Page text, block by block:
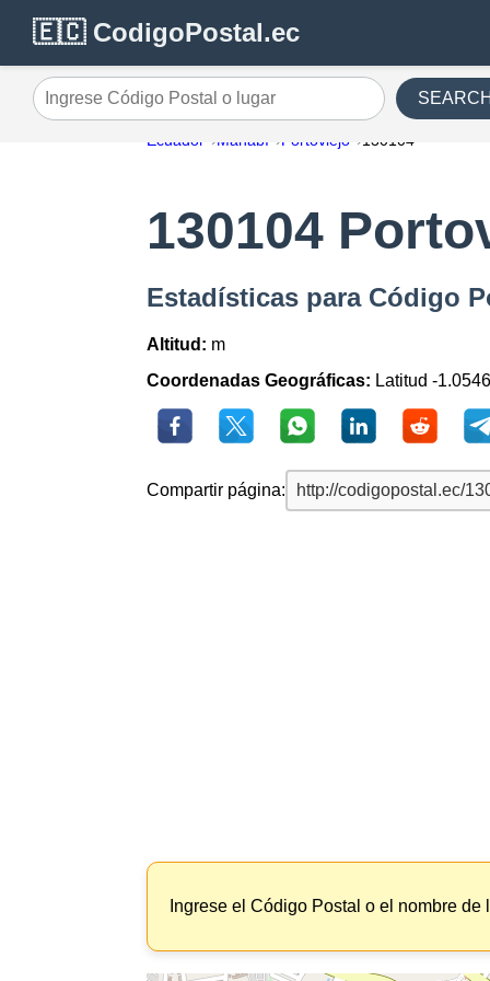
🇪🇨 CodigoPostal.ec
Ingrese Código Postal o lugar
Ecuador Manabí Portoviejo 130104
130104
Estadísticas para Código
Altitud: m
Coordenadas Geográficas: Latitud -
Compartir página:
Ingrese el Código Postal o el nombre